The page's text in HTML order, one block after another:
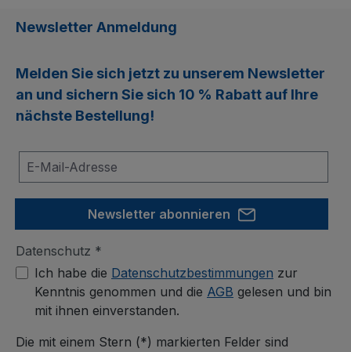
Newsletter Anmeldung
Melden Sie sich jetzt zu unserem Newsletter
an und sichern Sie sich 10 % Rabatt auf Ihre
nächste Bestellung!
Newsletter abonnieren
Datenschutz *
Ich habe die Datenschutzbestimmungen zur
Kenntnis genommen und die AGB gelesen und bin
mit ihnen einverstanden.
Die mit einem Stern (*) markierten Felder sind